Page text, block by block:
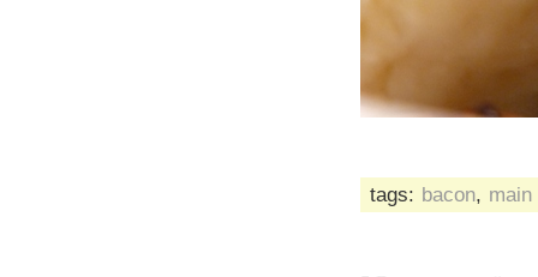
tags: bacon,